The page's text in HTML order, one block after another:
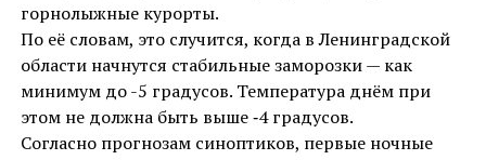
горнолыжные курорты.
По её словам, это случится, когда в Ленинградской
области начнутся стабильные заморозки — как
минимум до -5 градусов. Температура днём при
этом не должна быть выше ‐4 градусов.
Согласно прогнозам синоптиков, первые ночные